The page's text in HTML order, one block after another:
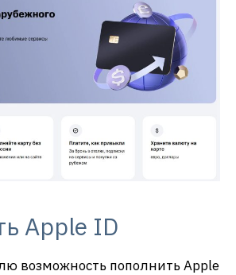
Apple ID
возможность пополнить Apple